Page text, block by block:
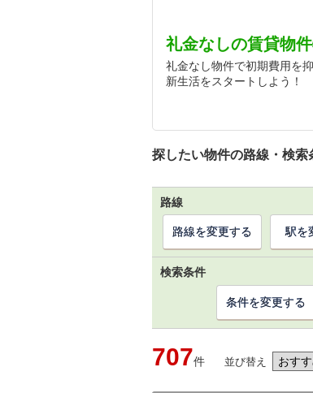
礼金なしの賃貸物
礼金なし物件で初期費用を
新生活をスタートしよう！
探したい物件の路線・検
路線
路線を変更する 駅を
検索条件
条件を変更する
707件 並び替え